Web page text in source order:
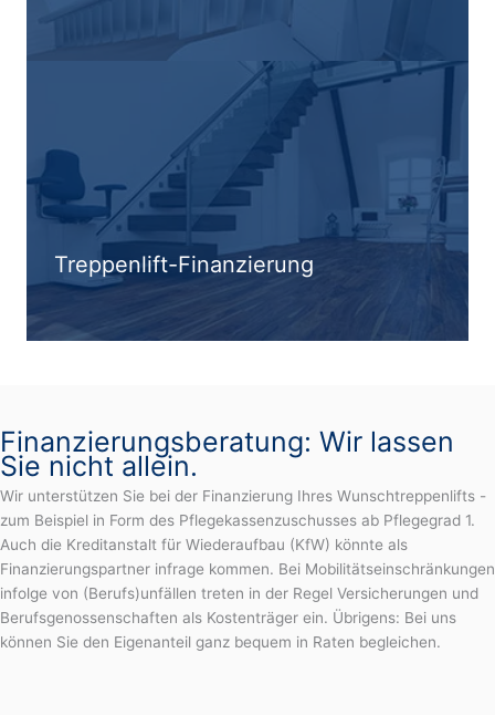
Treppenlift-Finanzierung
Finanzierungsberatung: Wir lassen
Sie nicht allein.
Wir unterstützen Sie bei der Finanzierung Ihres Wunschtreppenlifts -
zum Beispiel in Form des Pflegekassenzuschusses ab Pflegegrad 1.
Auch die Kreditanstalt für Wiederaufbau (KfW) könnte als
Finanzierungspartner infrage kommen. Bei Mobilitätseinschränkungen
infolge von (Berufs)unfällen treten in der Regel Versicherungen und
Berufsgenossenschaften als Kostenträger ein. Übrigens: Bei uns
können Sie den Eigenanteil ganz bequem in Raten begleichen.